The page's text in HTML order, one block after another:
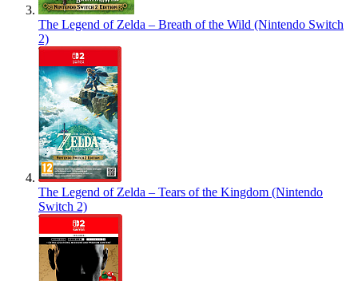
The Legend of Zelda – Breath of the Wild (Nintendo Switch
2)
The Legend of Zelda – Tears of the Kingdom (Nintendo
Switch 2)